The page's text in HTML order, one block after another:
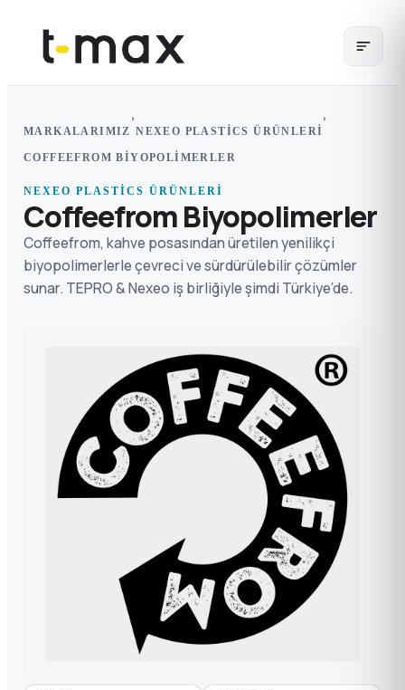
MARKALARIMIZ
›
NEXEO PLASTICS ÜRÜNLERI
›
COFFEEFROM BIYOPOLIMERLER
NEXEO PLASTICS ÜRÜNLERI
Coffeefrom Biyopolimerler
Coffeefrom, kahve posasından üretilen yenilikçi
biyopolimerlerle çevreci ve sürdürülebilir çözümler
sunar. TEPRO & Nexeo iş birliğiyle şimdi Türkiye’de.